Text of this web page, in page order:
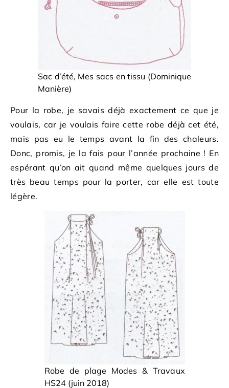
Sac d’été, Mes sacs en tissu (Dominique
Manière)
Pour la robe, je savais déjà exactement ce que je
voulais, car je voulais faire cette robe déjà cet été,
mais pas eu le temps avant la fin des chaleurs.
Donc, promis, je la fais pour l’année prochaine ! En
espérant qu’on ait quand même quelques jours de
très beau temps pour la porter, car elle est toute
légère.
Robe de plage Modes & Travaux
HS24 (juin 2018)